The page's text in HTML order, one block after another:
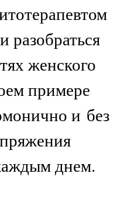
женского
примере
и без
днем.